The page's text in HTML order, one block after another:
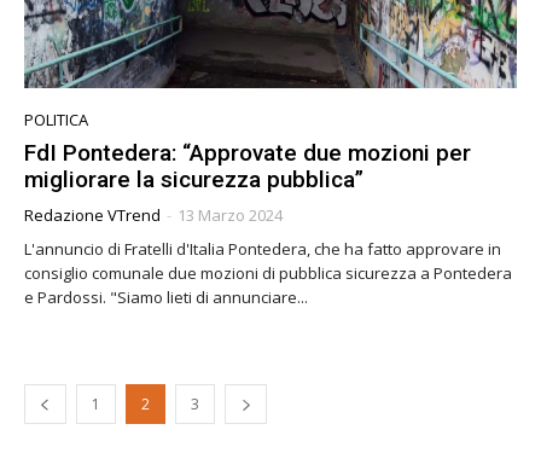
POLITICA
FdI Pontedera: “Approvate due mozioni per
migliorare la sicurezza pubblica”
Redazione VTrend - 13 Marzo 2024
L'annuncio di Fratelli d'Italia Pontedera, che ha fatto approvare in
consiglio comunale due mozioni di pubblica sicurezza a Pontedera
e Pardossi. "Siamo lieti di annunciare...
1 2 3